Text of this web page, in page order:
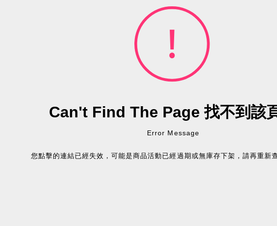
Can't Find The Page找不到該
Error Message
您點擊的連結已經失效，可能是商品活動已經過期或無庫存下架，請再重新